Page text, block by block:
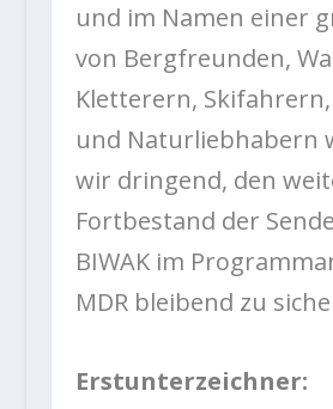
und im Namen einer
von Bergfreunden,
Kletterern,
und Naturliebhabern
wir dringend, den
Fortbestand der
BIWAK im
MDR bleibend zu
Erstunterzeichner: